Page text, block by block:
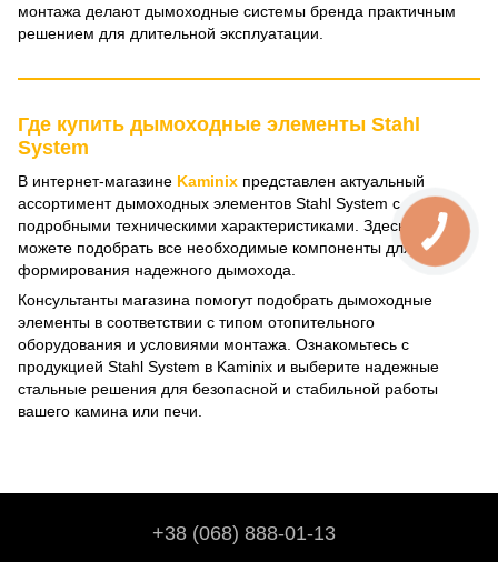
монтажа делают дымоходные системы бренда практичным
решением для длительной эксплуатации.
Где купить дымоходные элементы Stahl
System
В интернет-магазине Kaminix представлен актуальный
ассортимент дымоходных элементов Stahl System с
подробными техническими характеристиками. Здесь вы
можете подобрать все необходимые компоненты для
формирования надежного дымохода.
Консультанты магазина помогут подобрать дымоходные
элементы в соответствии с типом отопительного
оборудования и условиями монтажа. Ознакомьтесь с
продукцией Stahl System в Kaminix и выберите надежные
стальные решения для безопасной и стабильной работы
вашего камина или печи.
+38 (068) 888-01-13